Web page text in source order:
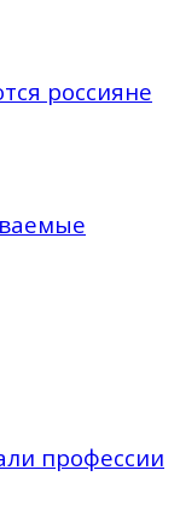
россияне
профессии